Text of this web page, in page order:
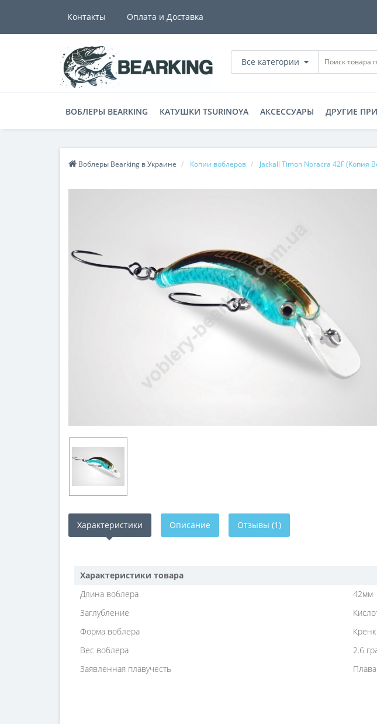
Контакты Оплата и Доставка
Все категории
ВОБЛЕРЫ BEARKING КАТУШКИ TSURINOYA АКСЕССУАРЫ ДРУГИЕ
Воблеры Bearking в Украине Копии воблеров Jackall Timon Noracra 42F (Копия
Характеристики Описание Отзывы (1)
Характеристики товара
Длина воблера
42мм
Заглубление
Форма воблера
Кренк
Вес воблера
2.6
Заявленная плавучесть